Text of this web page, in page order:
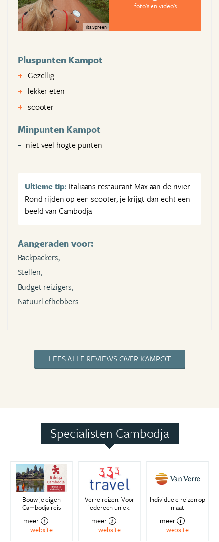
Ilsa Spreen
foto's en video's
Pluspunten Kampot
Gezellig
lekker eten
scooter
Minpunten Kampot
niet veel hogte punten
Ultieme tip: Italiaans restaurant Max aan de rivier.
Rond rijden op een scooter, je krijgt dan echt een
beeld van Cambodja
Aangeraden voor:
Backpackers,
Stellen,
Budget reizigers,
Natuurliefhebbers
LEES ALLE REVIEWS OVER KAMPOT
Specialisten Cambodja
Bouw je eigen
Cambodja reis
meer
website
Verre reizen. Voor
iedereen uniek.
meer
website
Individuele reizen op
maat
meer
website